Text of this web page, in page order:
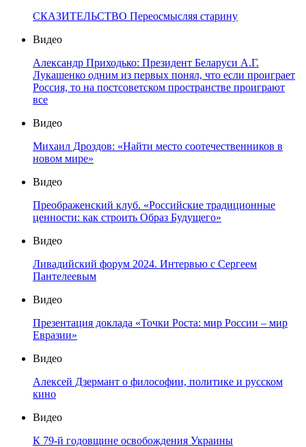
СКАЗИТЕЛЬСТВО Переосмысляя старину
Видео
Александр Приходько: Президент Беларуси А.Г.
Лукашенко одним из первых понял, что если проиграет
Россия, то на постсоветском пространстве проиграют
все
Видео
Михаил Дроздов: «Найти место соотечественников в
новом мире»
Видео
Преображенский клуб. «Российские традиционные
ценности: как строить Образ Будущего»
Видео
Ливадийский форум 2024. Интервью с Сергеем
Пантелеевым
Видео
Презентация доклада «Точки Роста: мир России – мир
Евразии»
Видео
Алексей Дзермант о философии, политике и русском
кино
Видео
К 79-й годовщине освобождения Украины